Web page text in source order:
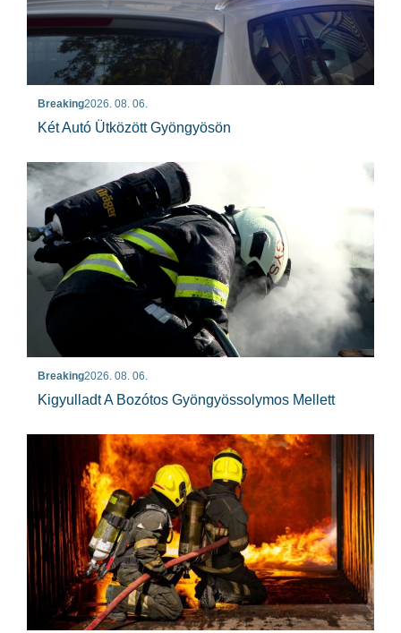
Breaking2026. 08. 06.
Két Autó Ütközött Gyöngyösön
Breaking2026. 08. 06.
Kigyulladt A Bozótos Gyöngyössolymos Mellett